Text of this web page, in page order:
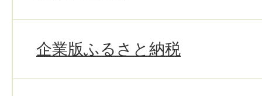
企業版ふるさと納税